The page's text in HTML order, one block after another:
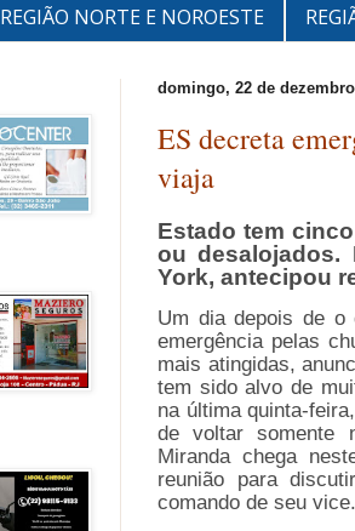
REGIÃO NORTE E NOROESTE
domingo, 22 de
ES decreta
viaja
Estado tem
ou desalojados.
York, antecipou
Um dia depois de o
emergência pelas
mais atingidas,
tem sido alvo de
na última quinta-
de voltar somente
Miranda chega
reunião para
comando de seu vice.